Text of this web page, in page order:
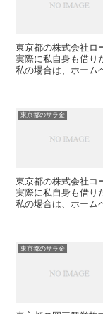
東京都の株式会社ロ
実際に私自身も借り
私の場合は、ホーム
東京都のサラ金
東京都の株式会社コ
実際に私自身も借り
私の場合は、ホーム
東京都のサラ金